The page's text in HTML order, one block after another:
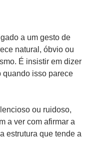
a um gesto de
natural, óbvio ou
É insistir em dizer
quando isso parece
ou ruidoso,
a ver com afirmar a
estrutura que tende a